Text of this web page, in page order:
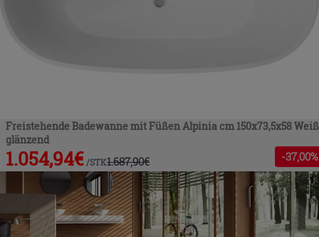
Freistehende Badewanne mit Füßen Alpinia cm 150x73,5x58 Weiß
glänzend
1.054,94€ /STK1.687,90€ -37,00%